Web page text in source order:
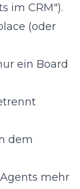
im CRM").
(oder
ein Board
dem
mehr